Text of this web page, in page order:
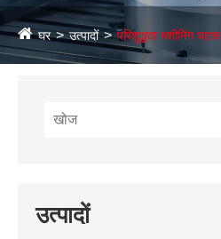
घर उत्पादों परिशुद्धता मशीनिंग घटक
उत्पादों